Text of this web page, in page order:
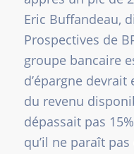
Eric Buffandeau,
Prospectives de
groupe bancaire
d’épargne devrait
du revenu
dépassait pas
qu’il ne paraît